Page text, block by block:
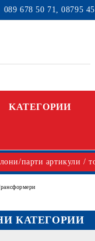
089 678 50 71, 08795
KАТЕГОРИИ
парти артикули /
КАТЕГОРИИ